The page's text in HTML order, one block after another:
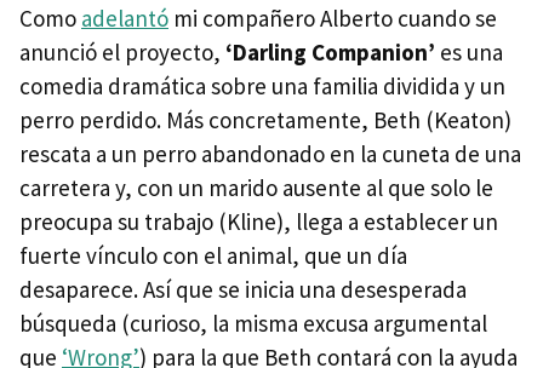
Como adelantó mi compañero Alberto cuando se
anunció el proyecto, ‘Darling Companion’ es una
comedia dramática sobre una familia dividida y un
perro perdido. Más concretamente, Beth (Keaton)
rescata a un perro abandonado en la cuneta de una
carretera y, con un marido ausente al que solo le
preocupa su trabajo (Kline), llega a establecer un
fuerte vínculo con el animal, que un día
desaparece. Así que se inicia una desesperada
búsqueda (curioso, la misma excusa argumental
que ‘Wrong’) para la que Beth contará con la ayuda